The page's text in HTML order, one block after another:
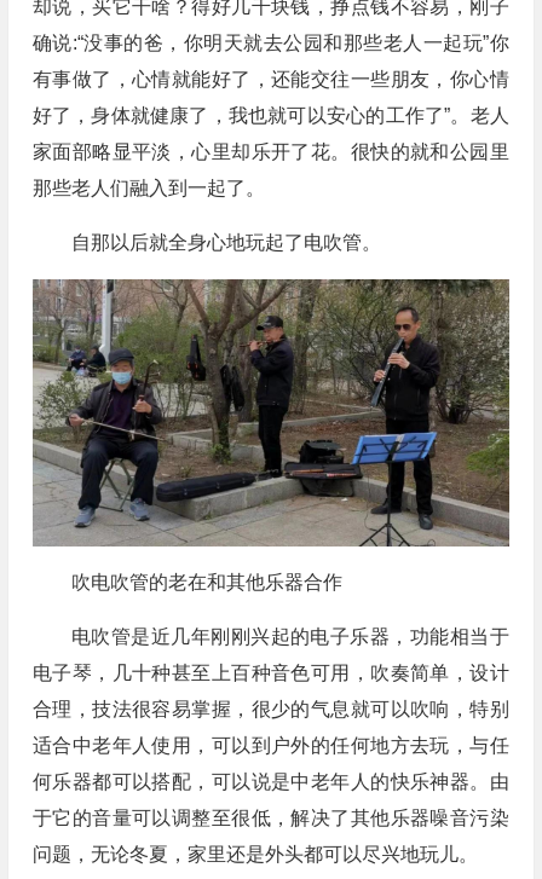
却说，买它干啥？得好几千块钱，挣点钱不容易，刚子
确说:“没事的爸，你明天就去公园和那些老人一起玩”你
有事做了，心情就能好了，还能交往一些朋友，你心情
好了，身体就健康了，我也就可以安心的工作了”。老人
家面部略显平淡，心里却乐开了花。很快的就和公园里
那些老人们融入到一起了。
自那以后就全身心地玩起了电吹管。
吹电吹管的老在和其他乐器合作
电吹管是近几年刚刚兴起的电子乐器，功能相当于
电子琴，几十种甚至上百种音色可用，吹奏简单，设计
合理，技法很容易掌握，很少的气息就可以吹响，特别
适合中老年人使用，可以到户外的任何地方去玩，与任
何乐器都可以搭配，可以说是中老年人的快乐神器。由
于它的音量可以调整至很低，解决了其他乐器噪音污染
问题，无论冬夏，家里还是外头都可以尽兴地玩儿。